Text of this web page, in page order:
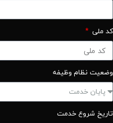
کد ملی
وضعیت نظام وظیفه
تاریخ شروع خدمت